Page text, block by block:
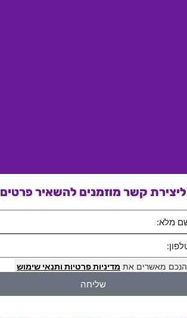
ליצירת קשר מוזמנים להשאיר פרטים
הנכם מאשרים את מדיניות פרטיות ותנאי שימוש
שליחה